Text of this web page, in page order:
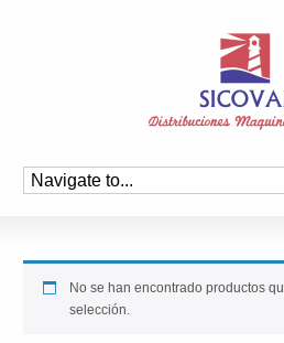
No se han encontrado productos
selección.